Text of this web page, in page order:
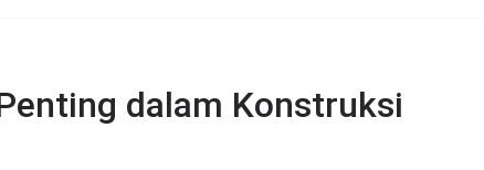
dalam Konstruksi